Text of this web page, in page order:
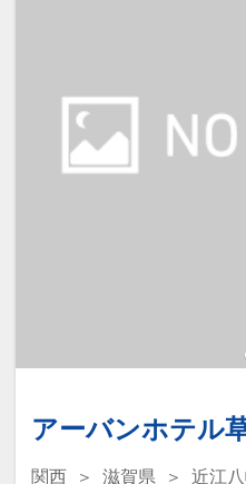
み可能です。
※2名様で利用
です。
予約のタイミ
代金が変動す
時で価格が異
あらかじめご
アーバンホテル
関西 滋賀県
近江